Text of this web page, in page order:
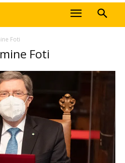
Foti
Foti